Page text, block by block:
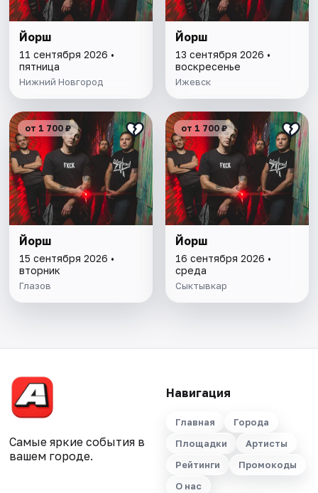
Йорш
11 сентября 2026 •
пятница
Нижний Новгород
Йорш
13 сентября 2026 •
воскресенье
Ижевск
от 1 700 ₽
Йорш
15 сентября 2026 •
вторник
Глазов
от 1 700 ₽
Йорш
16 сентября 2026 •
среда
Сыктывкар
Самые яркие события в
вашем городе.
Навигация
Главная
Города
Площадки
Артисты
Рейтинги
Промокоды
О нас